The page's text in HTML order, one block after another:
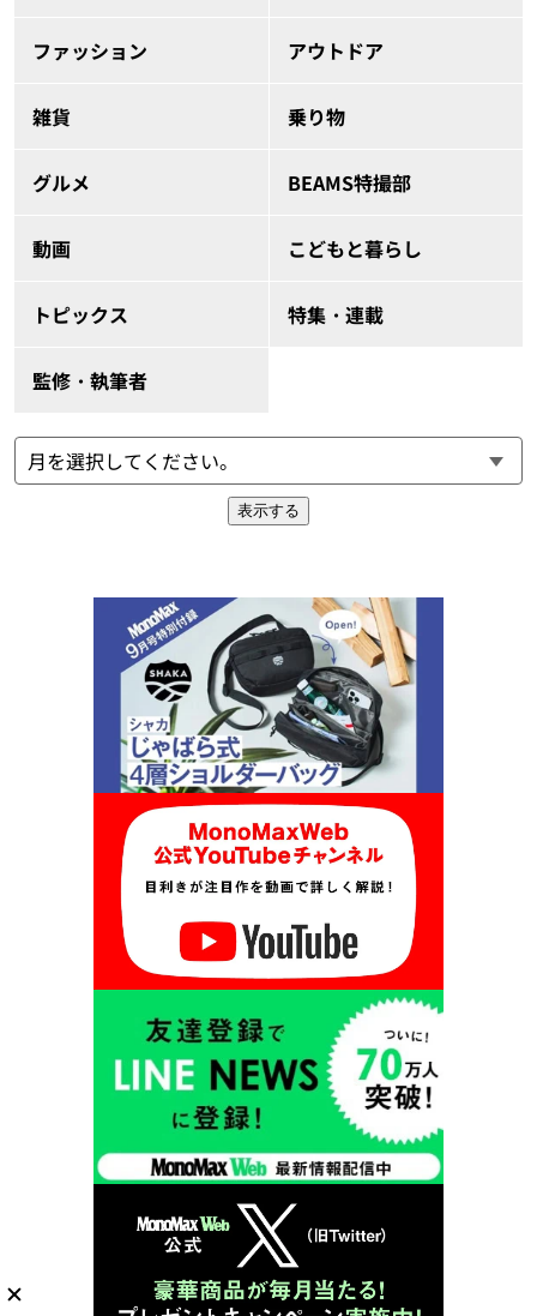
ファッション アウトドア
雑貨 乗り物
グルメ BEAMS特撮部
動画 こどもと暮らし
トピックス 特集・連載
監修・執筆者
表示する